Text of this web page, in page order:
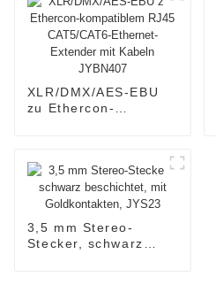
XLR/DMX/AES-EBU
zu Ethercon-
JYBN407
3,5 mm Stereo-
Stecker, schwarz